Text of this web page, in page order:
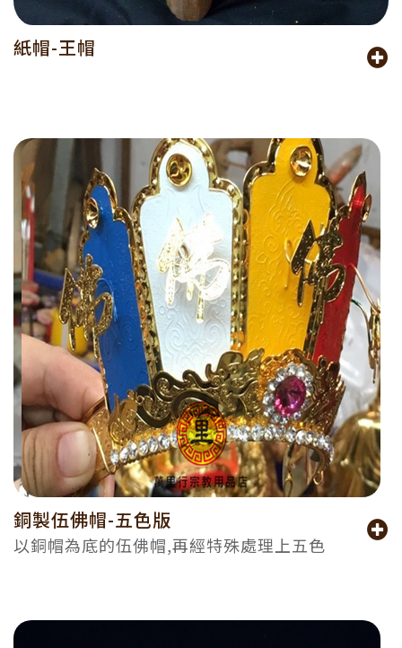
紙帽-王帽
銅製伍佛帽-五色版
以銅帽為底的伍佛帽,再經特殊處理上五色